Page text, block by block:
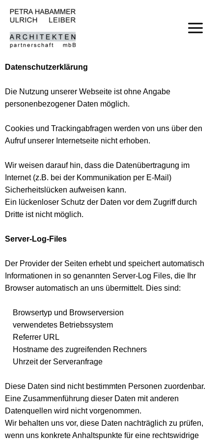
Inhalt
springen
Datenschutzerklärung
Die Nutzung unserer Webseite ist ohne Angabe
personenbezogener Daten möglich.
Cookies und Trackingabfragen werden von uns über den
Aufruf unserer Internetseite nicht erhoben.
Wir weisen darauf hin, dass die Datenübertragung im
Internet (z.B. bei der Kommunikation per E-Mail)
Sicherheitslücken aufweisen kann.
Ein lückenloser Schutz der Daten vor dem Zugriff durch
Dritte ist nicht möglich.
Server-Log-Files
Der Provider der Seiten erhebt und speichert automatisch
Informationen in so genannten Server-Log Files, die Ihr
Browser automatisch an uns übermittelt. Dies sind:
Browsertyp und Browserversion
verwendetes Betriebssystem
Referrer URL
Hostname des zugreifenden Rechners
Uhrzeit der Serveranfrage
Diese Daten sind nicht bestimmten Personen zuordenbar.
Eine Zusammenführung dieser Daten mit anderen
Datenquellen wird nicht vorgenommen.
Wir behalten uns vor, diese Daten nachträglich zu prüfen,
wenn uns konkrete Anhaltspunkte für eine rechtswidrige